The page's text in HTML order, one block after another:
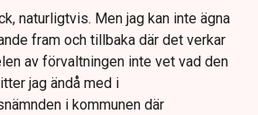
naturligtvis. Men jag kan inte ägna
fram och tillbaka där det verkar
av förvaltningen inte vet vad den
jag ändå med i
i kommunen där